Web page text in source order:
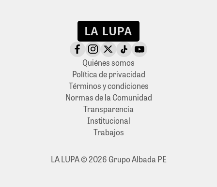
Quiénes somos
Política de privacidad
Términos y condiciones
Normas de la Comunidad
Transparencia
Institucional
Trabajos
LA LUPA © 2026 Grupo Albada PE